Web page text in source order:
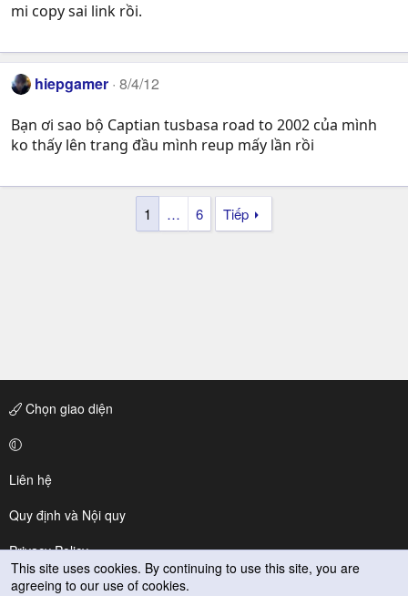
mi copy sai link rồi.
hiepgamer 8/4/12
Bạn ơi sao bộ Captian tusbasa road to 2002 của mình
ko thấy lên trang đầu mình reup mấy lần rồi
1 … 6 Tiếp
Chọn giao diện
Liên hệ
Quy định và Nội quy
Privacy Policy
Trợ giúp
This site uses cookies. By continuing to use this site, you are
agreeing to our use of cookies.